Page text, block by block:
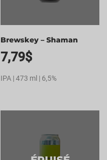
Brewskey – Shaman
7,79$
IPA | 473 ml | 6,5%